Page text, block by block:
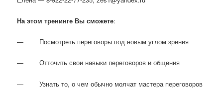
На этом тренинге Вы сможете:
— Посмотреть переговоры под новым углом зрения
— Отточить свои навыки переговоров и общения
— Узнать то, о чем обычно молчат мастера переговоров